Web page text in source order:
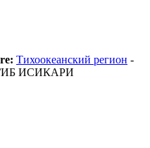
Тихоокеанский регион -
ИСИКАРИ